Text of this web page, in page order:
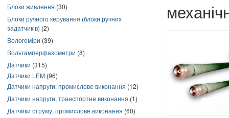
Блоки живлення (30)
Блоки ручного керування (блоки ручних
задатчиків) (2)
Вологоміри (39)
Вольтамперфазометри (8)
Датчики (315)
Датчики LEM (96)
Датчики напруги, промислове виконання (12)
Датчики напруги, транспортне виконання (1)
Датчики струму, промислове виконання (60)